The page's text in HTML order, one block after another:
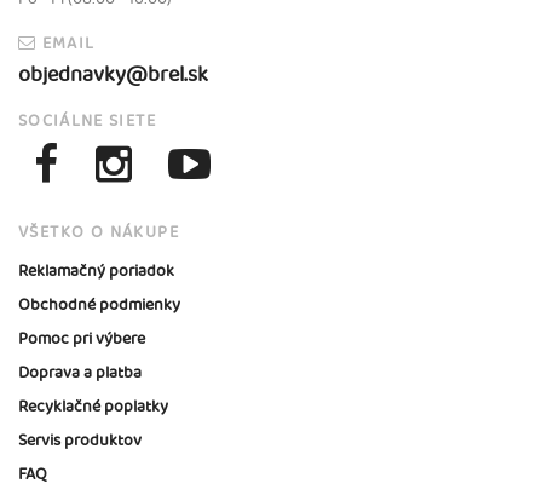
EMAIL
objednavky@brel.sk
SOCIÁLNE SIETE
VŠETKO O NÁKUPE
Reklamačný poriadok
Obchodné podmienky
Pomoc pri výbere
Doprava a platba
Recyklačné poplatky
Servis produktov
FAQ